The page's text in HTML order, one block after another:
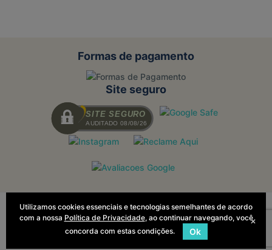
Formas de pagamento
Site seguro
SITE SEGURO
AUDITADO 08/08/26
Todas as regras e promoções são
válidas apenas para produtos vendidos
será o da finalização da compra.
Utilizamos cookies essenciais e tecnologias semelhantes de acordo
com a nossa Política de Privacidade, ao continuar navegando, você
concorda com estas condições.
Ok
×